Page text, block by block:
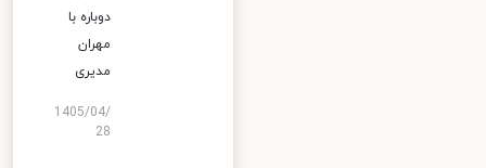
دوباره با
مهران
مدیری
1405/04/
28